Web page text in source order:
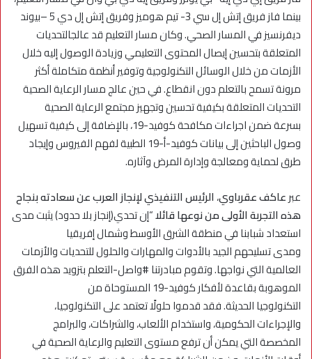
بينما فاز فريق إتش إل سي 3- تيم هوميز وفريق إتش إل دي 5 –بيوند
ديفرنسيز في المسار الصحي. وكان مسار التعليم قد عالجالتحديات
المتعلقة بتحسين إيصال المحتوى التعليمي وزيادة الوصول إليه خلال
الأزمات من خلال الوسائل التكنولوجية وتوفير أنظمة متكاملة أكثر
مرونة تسمح بالتعلم دون انقطاع. في حين عالج مسار الرعاية الصحية
التحديات المتعلقة بكيفية تحسين وتجهيز مجتمع الرعاية الصحية
بسرعة ضمن اجراءات مكافحة كوفيد-19، بالإضافة إلى كيفية تسهيل
وصول الباحثين إلى بيانات كوفيد-أ-19 الطبية لفهم الفيروس وإيجاد
طرق لحماية ومعالجة وإدارة المرض وآثاره.
عبرعاكف عقرباوي،الرئيس التنفيذي لإنجاز العربعن سعادته بنجاح
هذهالتجربةالأولى من نوعها قائلا“إن تحدي(إنجاز بلا حدود) يثبت مدى
استعداد شبابنا في منطقة الشرق الأوسط وشمال إفريقيا
ومدى تسليحهم الجيد بالأدوات والمهارات والحلول للتحديات والأزمات
العالمية التي نواجها. وتقوم مبادرتنا #واصل-التعلم بتزويد هذه الفرق
الموهوبة بقاعدة لأفكار كوفيد-19 المستوحاة من
التكنولوجيا الحديثة. فقد قدموا حلولًا تعتمد على التكنولوجيا،
والإجراءات الحكومية، واستخدام الألعاب، والشراكات، والبرامج
المخصصة التي يمكن أن ترفع مستوى التعليم والرعاية الصحية في